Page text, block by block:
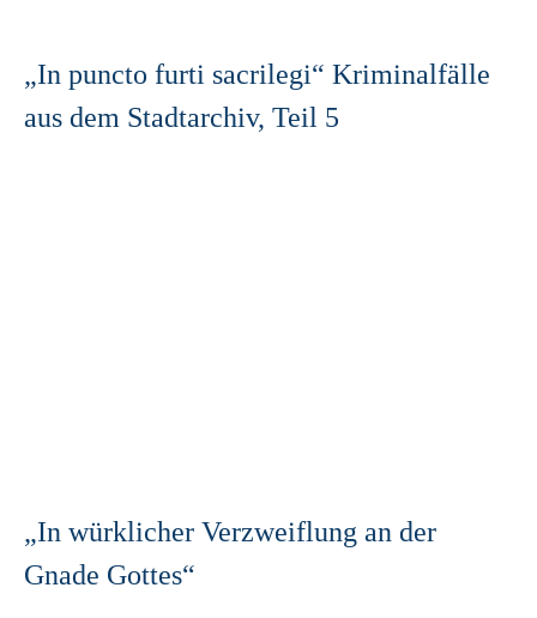
„In puncto furti sacrilegi“ Kriminalfälle
aus dem Stadtarchiv, Teil 5
„In würklicher Verzweiflung an der
Gnade Gottes“